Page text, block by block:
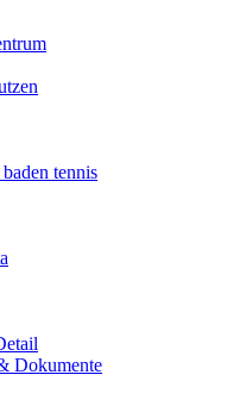
tennis
Dokumente